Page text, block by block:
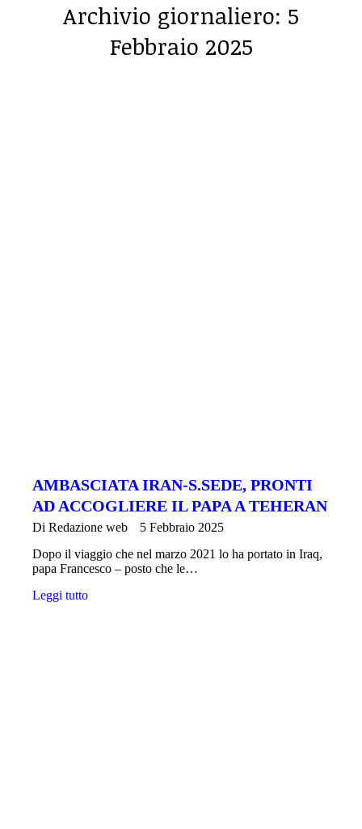
Archivio giornaliero: 5
Febbraio 2025
AMBASCIATA IRAN-S.SEDE, PRONTI
AD ACCOGLIERE IL PAPA A TEHERAN
Di Redazione web
5 Febbraio 2025
Dopo il viaggio che nel marzo 2021 lo ha portato in Iraq,
papa Francesco – posto che le…
Leggi tutto